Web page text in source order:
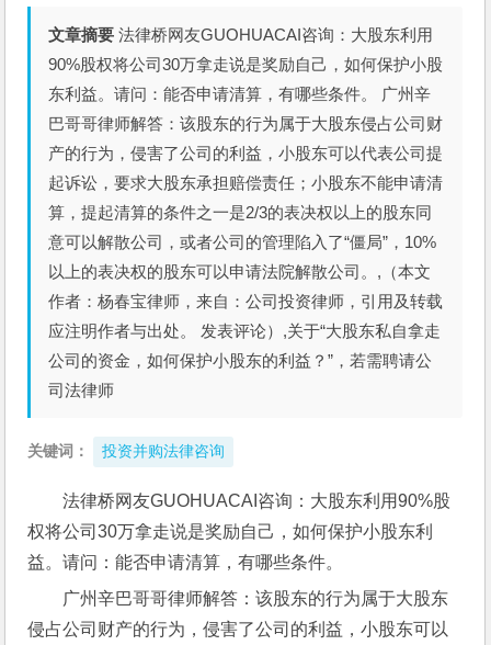
文章摘要 法律桥网友GUOHUACAI咨询：大股东利用
90%股权将公司30万拿走说是奖励自己，如何保护小股
东利益。请问：能否申请清算，有哪些条件。 广州辛
巴哥哥律师解答：该股东的行为属于大股东侵占公司财
产的行为，侵害了公司的利益，小股东可以代表公司提
起诉讼，要求大股东承担赔偿责任；小股东不能申请清
算，提起清算的条件之一是2/3的表决权以上的股东同
意可以解散公司，或者公司的管理陷入了“僵局”，10%
以上的表决权的股东可以申请法院解散公司。,（本文
作者：杨春宝律师，来自：公司投资律师，引用及转载
应注明作者与出处。 发表评论）,关于“大股东私自拿走
公司的资金，如何保护小股东的利益？”，若需聘请公
司法律师
关键词： 投资并购法律咨询
法律桥网友GUOHUACAI咨询：大股东利用90%股
权将公司30万拿走说是奖励自己，如何保护小股东利
益。请问：能否申请清算，有哪些条件。
广州辛巴哥哥律师解答：该股东的行为属于大股东
侵占公司财产的行为，侵害了公司的利益，小股东可以